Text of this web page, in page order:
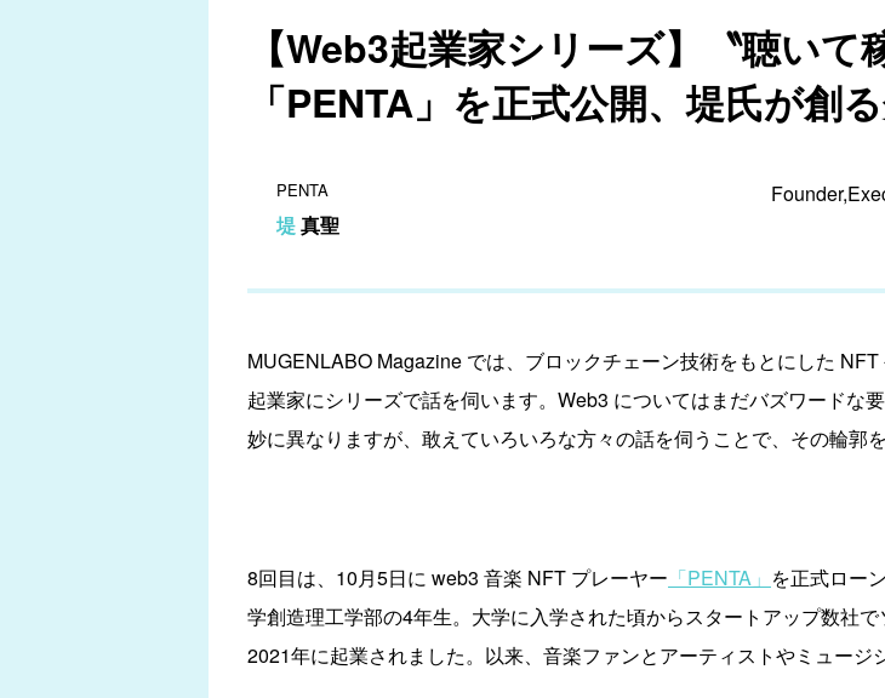
【Web3起業家シリーズ】〝聴い
「PENTA」を正式公開、堤氏が創
PENTA
堤 真聖
MUGENLABO Magazine では、ブロックチェーン技術をもとにした
起業家にシリーズで話を伺います。Web3 についてはまだバズワードな
妙に異なりますが、敢えていろいろな方々の話を伺うことで、その輪郭
8回目は、10月5日に web3 音楽 NFT プレーヤー 「PENTA」 を正式ロー
学創造理工学部の4年生。大学に入学された頃からスタートアップ数社
2021年に起業されました。以来、音楽ファンとアーティストやミュージ